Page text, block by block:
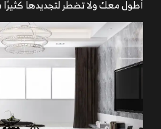
أطول معك ولا تضطر لتجديدها